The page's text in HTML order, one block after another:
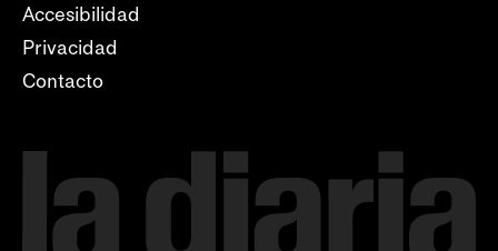
Accesibilidad
Privacidad
Contacto